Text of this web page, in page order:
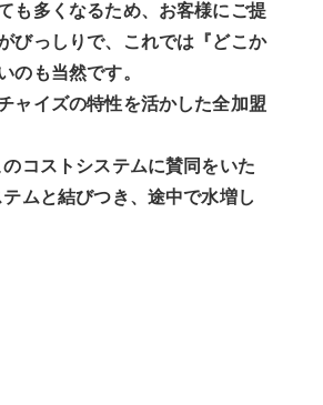
も多くなるため、お客様にご提
びっしりで、これでは『どこか
のも当然です。
ャイズの特性を活かした全加盟
コストシステムに賛同をいた
ムと結びつき、途中で水増し